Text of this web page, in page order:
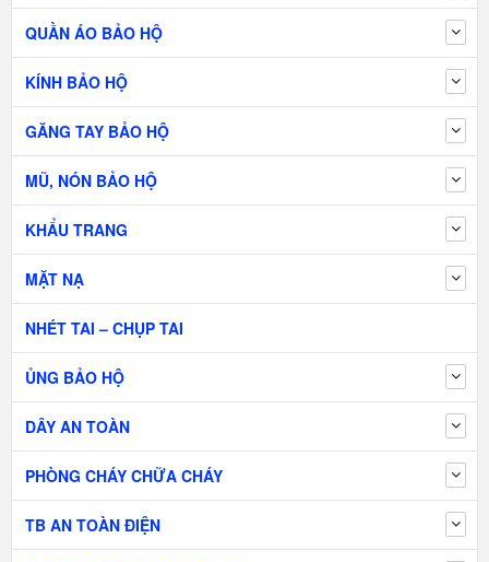
QUẦN ÁO BẢO HỘ
KÍNH BẢO HỘ
GĂNG TAY BẢO HỘ
MŨ, NÓN BẢO HỘ
KHẨU TRANG
MẶT NẠ
NHÉT TAI – CHỤP TAI
ỦNG BẢO HỘ
DÂY AN TOÀN
PHÒNG CHÁY CHỮA CHÁY
TB AN TOÀN ĐIỆN